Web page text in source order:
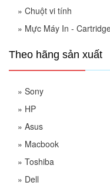
» Chuột vi tính
» Mực Máy In -
Theo hãng sản xuất
» Sony
» HP
» Asus
» Macbook
» Toshiba
» Dell